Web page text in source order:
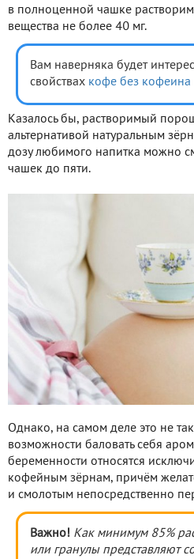
в полноценной чашке
вещества не более 40 мг.
Вам наверняка будет
свойствах кофе без кофеина
Казалось бы, растворимый
альтернативой натуральным
дозу любимого напитка можно
чашек до пяти.
Однако, на самом деле это не
возможности баловать себя
беременности относятся
кофейным зёрнам, причём
и смолотым непосредственно
Важно! Как минимум 85%
или гранулы представляют